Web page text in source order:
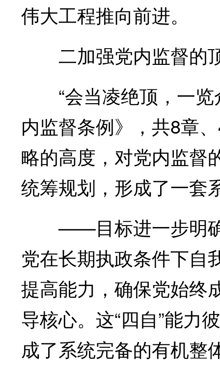
伟大工程推向前进。
二加强党内监督的
“会当凌绝顶，一览
内监督条例》，共8章
略的高度，对党内监督
统筹规划，形成了一套
——目标进一步明确
党在长期执政条件下自
提高能力，确保党始终
导核心。这“四自”能力
成了系统完备的有机整